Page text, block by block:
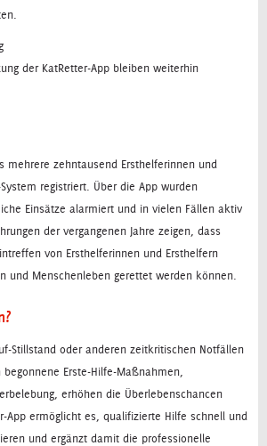
der KatRetter-App bleiben weiterhin
mehrere zehntausend Ersthelferinnen und
registriert. Über die App wurden
Einsätze alarmiert und in vielen Fällen aktiv
der vergangenen Jahre zeigen, dass
von Ersthelferinnen und Ersthelfern
und Menschenleben gerettet werden können.
Stillstand oder anderen zeitkritischen Notfällen
Erste-Hilfe-Maßnahmen,
erhöhen die Überlebenschancen
App ermöglicht es, qualifizierte Hilfe schnell und
und ergänzt damit die professionelle